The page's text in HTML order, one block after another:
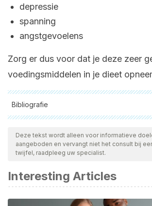
depressie
spanning
angstgevoelens
Zorg er dus voor dat je deze zeer
voedingsmiddelen in je dieet
Bibliografie
Alle aangehaalde bronnen zijn grondig
ons team om hun kwaliteit, betrouwbaarheid,
geldigheid te waarborgen. De bibliografie
Shaw G, Lee-Barthel A, Ross ML, Wang B,
C-enriched gelatin supplementation
activity augments collagen synthesis. Am
Deze tekst wordt alleen voor informatieve
aangeboden en vervangt niet het consult bij
twijfel, raadpleeg uw specialist.
Interesting Articles